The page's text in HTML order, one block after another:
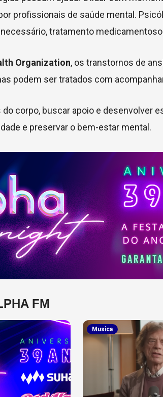
profissionais de saúde mental.
tratamento
Organization, os transtornos de
podem ser tratados com
corpo, buscar apoio e desenvolver
e preservar o bem-estar mental.
FM
Musica